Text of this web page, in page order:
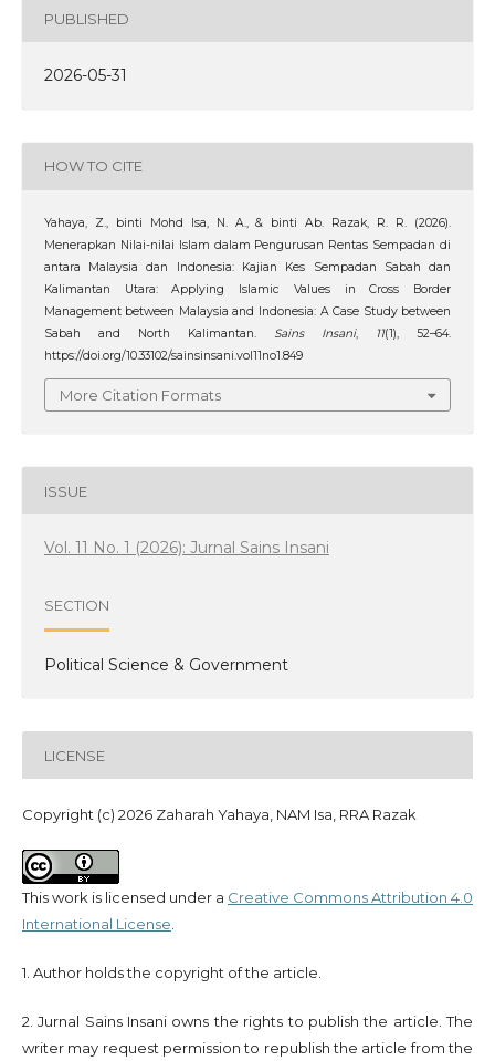
PUBLISHED
2026-05-31
HOW TO CITE
Yahaya, Z., binti Mohd Isa, N. A., & binti Ab. Razak, R. R. (2026).
Menerapkan Nilai-nilai Islam dalam Pengurusan Rentas Sempadan di
antara Malaysia dan Indonesia: Kajian Kes Sempadan Sabah dan
Kalimantan Utara: Applying Islamic Values in Cross Border
Management between Malaysia and Indonesia: A Case Study between
Sabah and North Kalimantan. Sains Insani, 11(1), 52–64.
https://doi.org/10.33102/sainsinsani.vol11no1.849
More Citation Formats
ISSUE
Vol. 11 No. 1 (2026): Jurnal Sains Insani
SECTION
Political Science & Government
LICENSE
Copyright (c) 2026 Zaharah Yahaya, NAM Isa, RRA Razak
This work is licensed under a Creative Commons Attribution 4.0
International License
1. Author holds the copyright of the article.
2. Jurnal Sains Insani owns the rights to publish the article. The
writer may request permission to republish the article from the